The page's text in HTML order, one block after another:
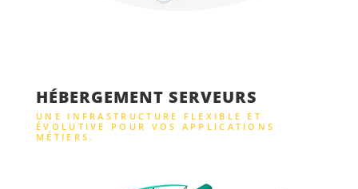
HÉBERGEMENT SERVEURS
UNE INFRASTRUCTURE FLEXIBLE ET
ÉVOLUTIVE POUR VOS APPLICATIONS
MÉTIERS.